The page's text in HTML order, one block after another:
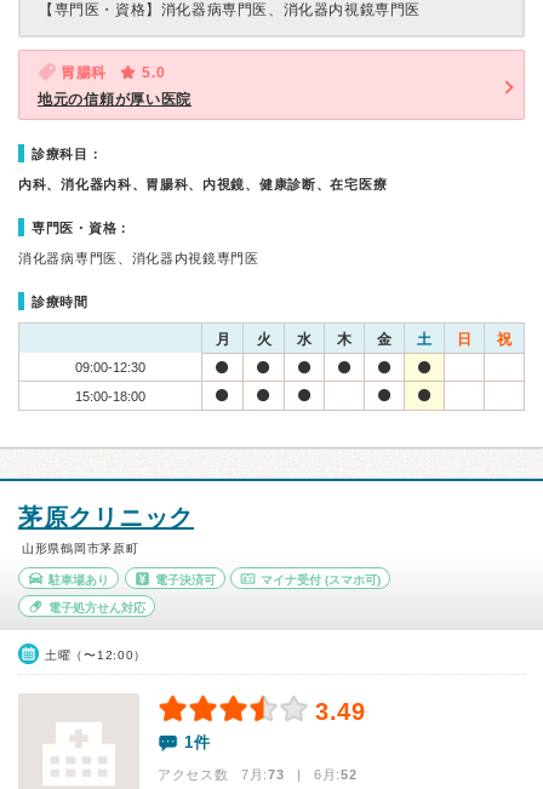
【専門医・資格】 消化器病専門医、消化器内視鏡専門医
胃腸科
5.0
地元の信頼が厚い医院
診療科目：
内科、消化器内科、胃腸科、内視鏡、健康診断、在宅医療
専門医・資格：
消化器病専門医、消化器内視鏡専門医
診療時間
月 火 水 木 金 土 日 祝
09:00-12:30
15:00-18:00
茅原クリニック
山形県鶴岡市茅原町
駐車場あり 電子決済可 マイナ受付 (スマホ可)
電子処方せん対応
土曜（〜12:00）
3.49
1件
アクセス数 7月:73 | 6月:52